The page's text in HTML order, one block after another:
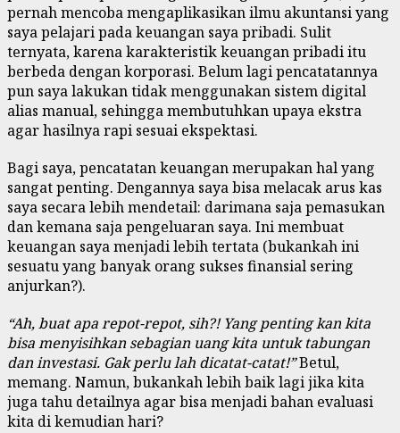
pernah mencoba mengaplikasikan ilmu akuntansi yang
saya pelajari pada keuangan saya pribadi. Sulit
ternyata, karena karakteristik keuangan pribadi itu
berbeda dengan korporasi. Belum lagi pencatatannya
pun saya lakukan tidak menggunakan sistem digital
alias manual, sehingga membutuhkan upaya ekstra
agar hasilnya rapi sesuai ekspektasi.
Bagi saya, pencatatan keuangan merupakan hal yang
sangat penting. Dengannya saya bisa melacak arus kas
saya secara lebih mendetail: darimana saja pemasukan
dan kemana saja pengeluaran saya. Ini membuat
keuangan saya menjadi lebih tertata (bukankah ini
sesuatu yang banyak orang sukses finansial sering
anjurkan?).
“Ah, buat apa repot-repot, sih?! Yang penting kan kita
bisa menyisihkan sebagian uang kita untuk tabungan
dan investasi. Gak perlu lah dicatat-catat!”Betul,
memang. Namun, bukankah lebih baik lagi jika kita
juga tahu detailnya agar bisa menjadi bahan evaluasi
kita di kemudian hari?